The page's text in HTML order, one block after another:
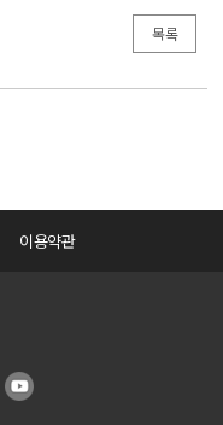
목록
이용약관